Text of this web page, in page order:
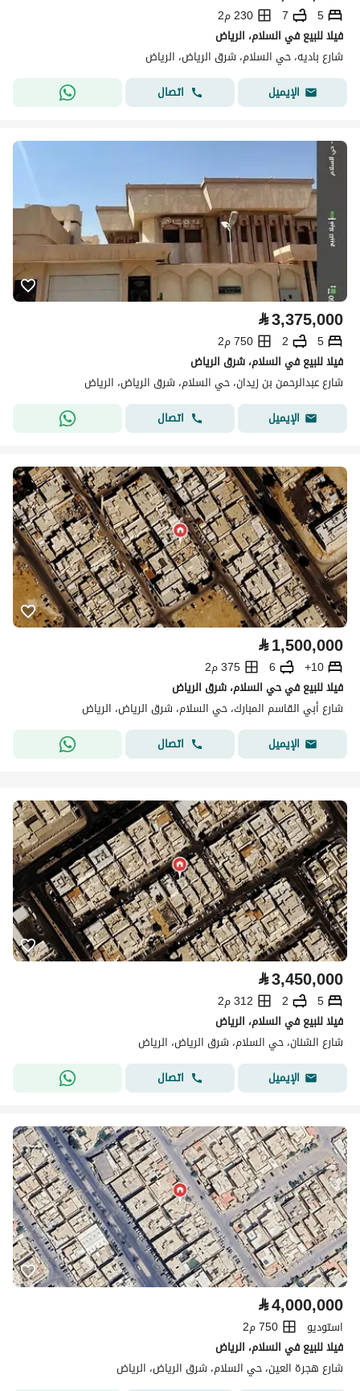
5
7
230 م2
فيلا للبيع في السلام، الرياض
شارع باديه، حي السلام، شرق الرياض، الرياض
الإيميل
اتصال
⃁3,375,000
5
2
750 م2
فيلا للبيع في السلام، شرق الرياض
شارع عبدالرحمن بن زيدان، حي السلام، شرق الرياض، الرياض
الإيميل
اتصال
⃁1,500,000
10+
6
375 م2
فيلا للبيع في حي السلام، شرق الرياض
شارع أبي القاسم المبارك، حي السلام، شرق الرياض، الرياض
الإيميل
اتصال
⃁3,450,000
5
2
312 م2
فيلا للبيع في السلام، الرياض
شارع الشنان، حي السلام، شرق الرياض، الرياض
الإيميل
اتصال
⃁4,000,000
استوديو
750 م2
فيلا للبيع في السلام، الرياض
شارع هجرة العين، حي السلام، شرق الرياض، الرياض